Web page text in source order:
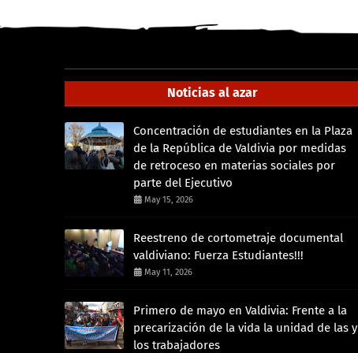
Noticias al azar
Concentración de estudiantes en la Plaza
de la República de Valdivia por medidas
de retroceso en materias sociales por
parte del Ejecutivo
May 15, 2026
Reestreno de cortometraje documental
valdiviano: Fuerza Estudiantes!!!
May 11, 2026
Primero de mayo en Valdivia: Frente a la
precarización de la vida la unidad de las y
los trabajadores